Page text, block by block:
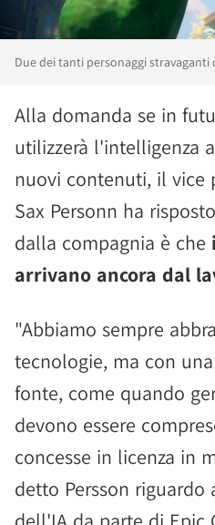
Due dei tanti personaggi stravaganti
Alla domanda se in
utilizzerà l'intelligenza
nuovi contenuti, il vice
Sax Personn ha
dalla compagnia è che
arrivano ancora dal
"Abbiamo sempre
tecnologie, ma con
fonte, come quando
devono essere
concesse in licenza in
detto Persson riguardo